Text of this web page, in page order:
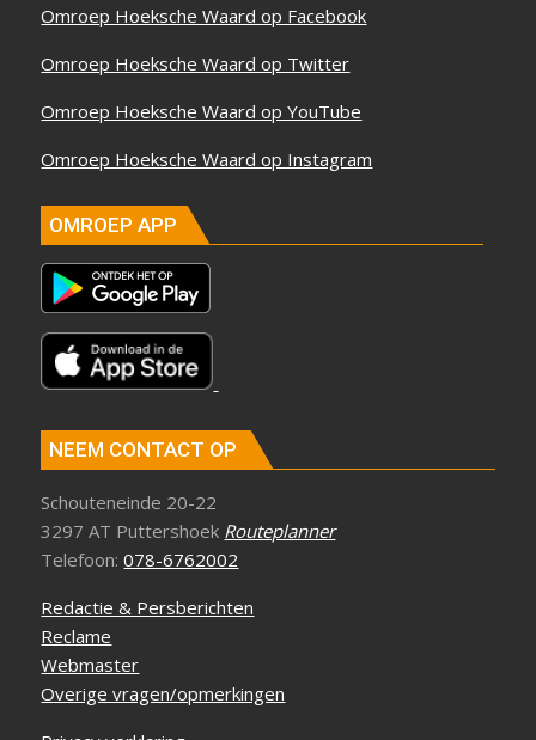
Omroep Hoeksche Waard op Facebook
Omroep Hoeksche Waard op Twitter
Omroep Hoeksche Waard op YouTube
Omroep Hoeksche Waard op Instagram
OMROEP APP
NEEM CONTACT OP
Schouteneinde 20-22
3297 AT Puttershoek Routeplanner
Telefoon:078-6762002
Redactie & Persberichten
Reclame
Webmaster
Overige vragen/opmerkingen